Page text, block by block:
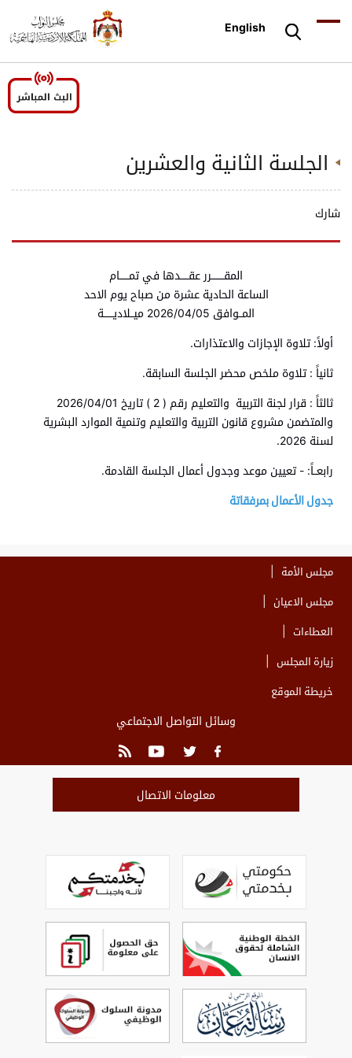
English
الجلسة الثانية والعشرين
شارك
المقــــــــرر عقـــــدها في تمــــــام
الساعة الحادية عشرة من صباح يوم الاحد
المــوافق 2026/04/05 ميــلاديــــــة
أولاً: تلاوة الإجازات والاعتذارات.
ثانياً : تلاوة ملخص محضر الجلسة السابقة.
ثالثاً : قرار لجنة التربية والتعليم رقم ( 2 ) تاريخ 2026/04/01
والمتضمن مشروع قانون التربية والتعليم وتنمية الموارد البشرية
لسنة 2026.
رابعــاً: - تعيين موعد وجدول أعمال الجلسة القادمة.
جدول الأعمال بمرفقاتة
مجلس الأمة
مجلس الاعيان
العطاءات
زيارة المجلس
خريطة الموقع
وسائل التواصل الاجتماعي
معلومات الاتصال